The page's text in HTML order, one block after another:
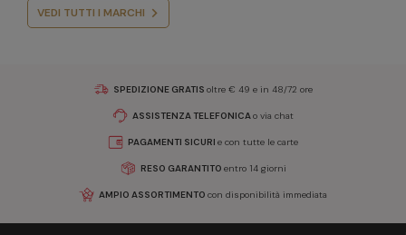
VEDI TUTTI I MARCHI
SPEDIZIONE GRATIS oltre € 49 e in 48/72 ore
ASSISTENZA TELEFONICAo via chat
PAGAMENTI SICURI e con tutte le carte
RESO GARANTITO entro 14 giorni
AMPIO ASSORTIMENTO con disponibilità immediata